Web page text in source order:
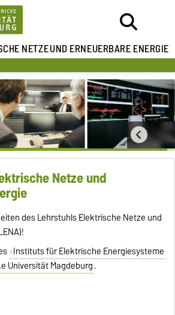
NETZEUND ERNEUERBARE ENERGIE
Netze und
des Lehrstuhls Elektrische Netze und
Instituts für Elektrische Energiesysteme
Universität Magdeburg.